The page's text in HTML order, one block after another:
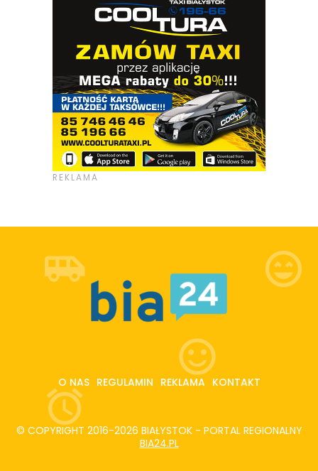
O NAS REGULAMIN REKLAMA KONTAKT
© COPYRIGHT 2016-2026 BIAŁYSTOK - PORTAL REGIONALNY
BIA24.PL